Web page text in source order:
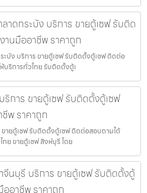
าดกระบัง บริการ ขายตู้เซฟ รับติด
นมืออาชีพ ราคาถูก
ะบัง บริการ ขายตู้เซฟ รับติดตั้งตู้เซฟ ติดต่อ
บริการทั่วไทย รับติดตั้งตู้เ
ริการ ขายตู้เซฟ รับติดตั้งตู้เซฟ
พ ราคาถูก
ขายตู้เซฟ รับติดตั้งตู้เซฟ ติดต่อสอบถามได้
ย ขายตู้เซฟ สิงห์บุรี โดย
นบุรี บริการ ขายตู้เซฟ รับติดตั้งตู้
อาชีพ ราคาถูก